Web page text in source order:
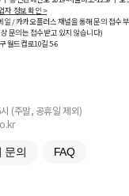
자 정보 확인 >
일 / 카카오플러스 채널을 통해 문의 접수
문의는 접수받고 있지 않습니다)
월드컵로10길5-6
(주말, 공휴일 제외)
문의 FAQ